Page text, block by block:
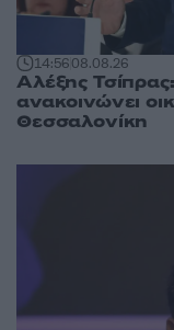
14:5608.08.26
Αλέξης
ανακοινώνει
Θεσσαλονίκη